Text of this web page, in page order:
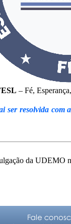
– Fé,
ser resolvida com
da UDEMO